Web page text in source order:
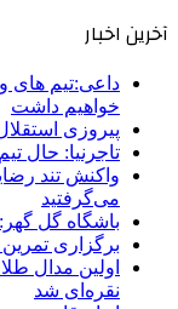
آخرین اخبار
داعی:تیم های
خواهیم داشت
پیروزی
تاجرنیا: حال
واکنش تند
می‌گرفتید
باشگاه گل
برگزاری
اولین مدال
نقره‌ای شد